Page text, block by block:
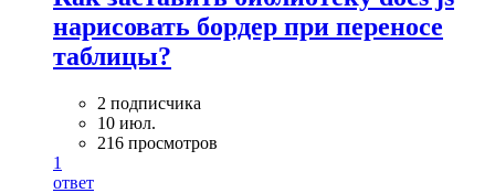
нарисовать бордер при переносе
таблицы?
2 подписчика
10 июл.
216 просмотров
1
ответ